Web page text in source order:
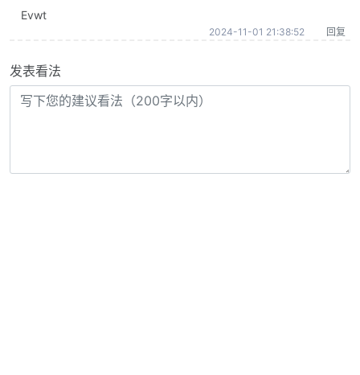
Evwt
2024-11-01 21:38:52 回复
发表看法